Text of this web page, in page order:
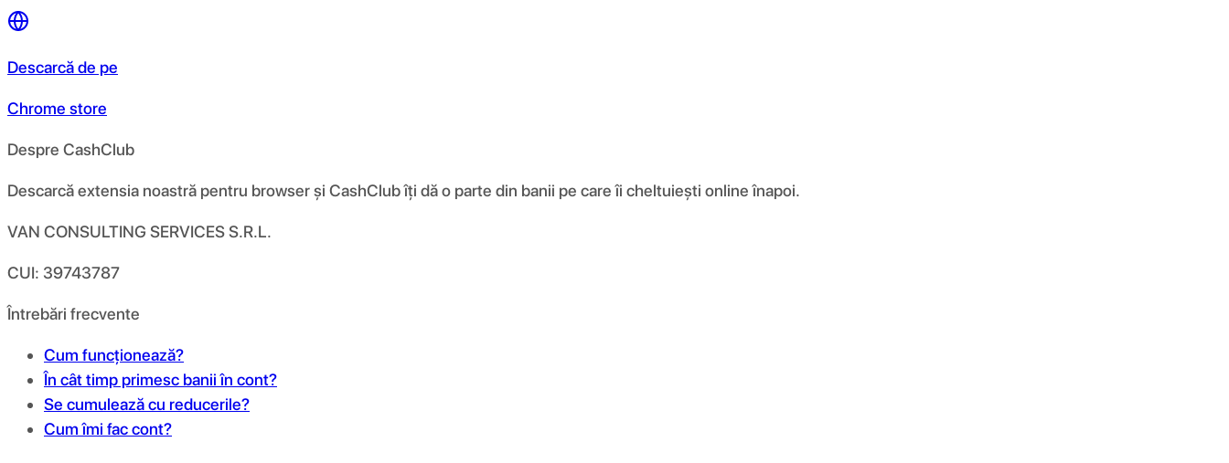
Descarcă de pe
Chrome store
Despre CashClub
Descarcă extensia noastră pentru browser și CashClub îți dă o parte din banii pe care îi cheltuiești online înapoi.
VAN CONSULTING SERVICES S.R.L.
CUI: 39743787
Întrebări frecvente
Cum funcționează?
În cât timp primesc banii în cont?
Se cumulează cu reducerile?
Cum îmi fac cont?